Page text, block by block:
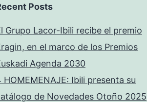
Posts
Grupo Lacor-Ibili recibe el premio
en el marco de los Premios
Agenda 2030
HOMEMENAJE: Ibili presenta su
de Novedades Otoño 2025